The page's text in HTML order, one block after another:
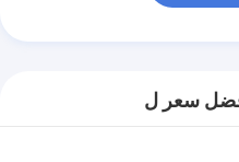
سعر ل